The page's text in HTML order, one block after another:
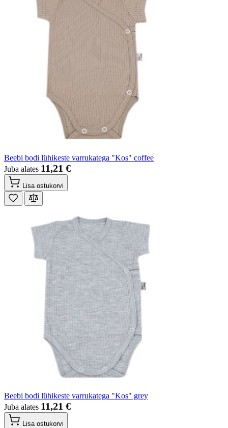
Beebi bodi lühikeste varrukatega "Kos" coffee
Juba alates 11,21 €
Lisa ostukorvi
Beebi bodi lühikeste varrukatega "Kos" grey
Juba alates 11,21 €
Lisa ostukorvi